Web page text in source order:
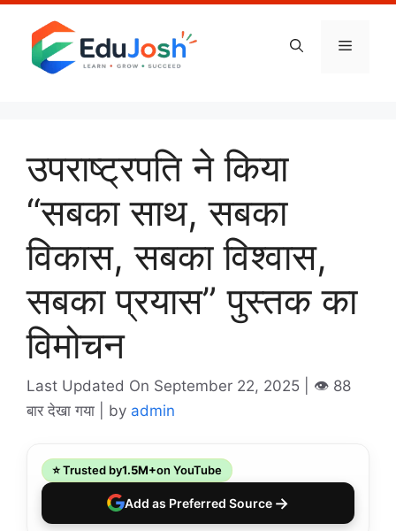
Skip
content
Menu
उपराष्ट्रपति ने किया
“सबका साथ, सबका
विकास, सबका विश्वास,
सबका प्रयास” पुस्तक का
विमोचन
Last Updated On September 22, 2025 | 👁️ 88
बार देखा गया |
by admin
⭐ Trusted by1.5M+on YouTube
Add as Preferred Source →